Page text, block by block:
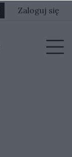
Zaloguj się